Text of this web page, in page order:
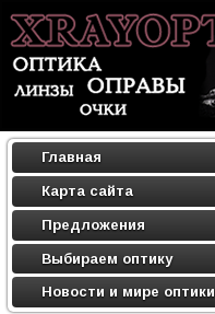
Главная
Карта сайта
Предложения
Выбираем оптику
Новости и мире оптики